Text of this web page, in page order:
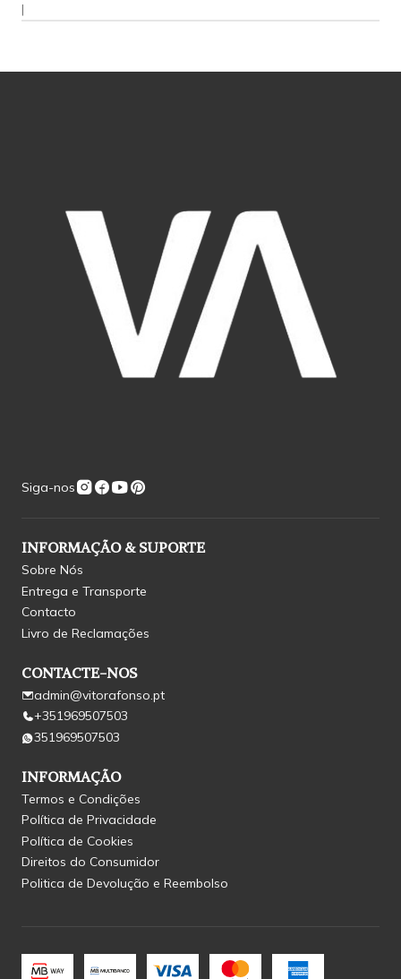
|
Siga-nos
INFORMAÇÃO & SUPORTE
Sobre Nós
Entrega e Transporte
Contacto
Livro de Reclamações
CONTACTE-NOS
admin@vitorafonso.pt
+351969507503
351969507503
INFORMAÇÃO
Termos e Condições
Política de Privacidade
Política de Cookies
Direitos do Consumidor
Politica de Devolução e Reembolso